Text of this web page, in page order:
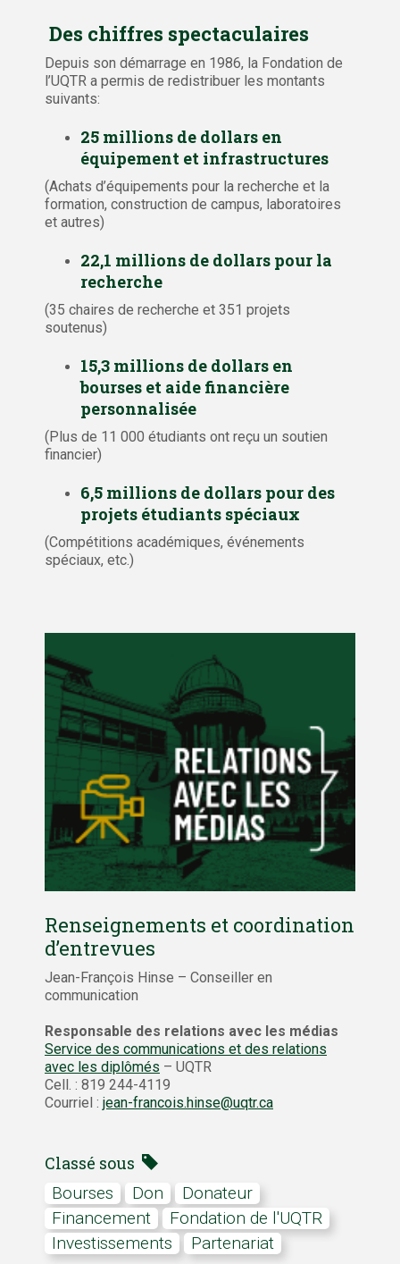
Des chiffres spectaculaires
Depuis son démarrage en 1986, la Fondation de
l’UQTR a permis de redistribuer les montants
suivants:
25 millions de dollars en
équipement et infrastructures
(Achats d’équipements pour la recherche et la
formation, construction de campus, laboratoires
et autres)
22,1 millions de dollars pour la
recherche
(35 chaires de recherche et 351 projets
soutenus)
15,3 millions de dollars en
bourses et aide financière
personnalisée
(Plus de 11 000 étudiants ont reçu un soutien
financier)
6,5 millions de dollars pour des
projets étudiants spéciaux
(Compétitions académiques, événements
spéciaux, etc.)
Renseignements et coordination
d’entrevues
Jean-François Hinse – Conseiller en
communication
Responsable des relations avec les médias
Service des communications et des relations
avec les diplômés – UQTR
Cell. : 819 244-4119
Courriel : jean-francois.hinse@uqtr.ca
Classé sous
bourses don
Donateur
financement
Fondation de l'UQTR
investissements
partenariat